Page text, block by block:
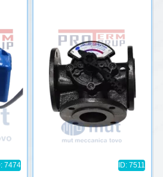
7474 ID: 7511